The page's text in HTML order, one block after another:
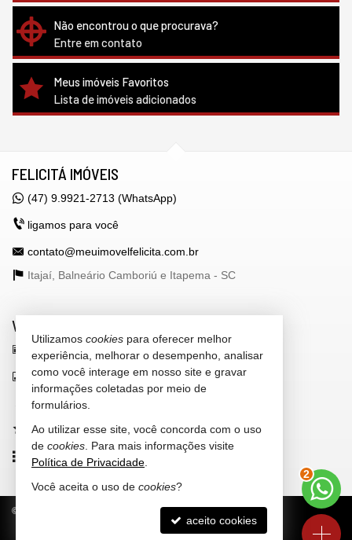
Não encontrou o que procurava?
Entre em contato
Meus imóveis Favoritos
Lista de imóveis adicionados
FELICITÁ IMÓVEIS
(47) 9.9921-2713 (WhatsApp)
ligamos para você
contato@meuimovelfelicita.com.br
Itajaí, Balneário Camboriú e Itapema - SC
VEJA MAIS
receba nosso newsletter
indicadores financeiros
cadastre seu imóvel
imóveis favoritos
mapa de imóveis
© Política de Privacidade
3
Utilizamos cookies para oferecer melhor
experiência, melhorar o desempenho, analisar
como você interage em nosso site e gravar
informações coletadas por meio de
formulários.
Ao utilizar esse site, você concorda com o uso
de cookies . Para mais informações visite
Política de Privacidade
Você aceita o uso de cookies?
aceito cookies